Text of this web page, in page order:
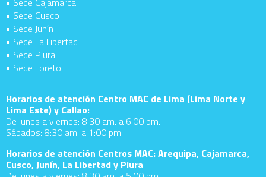
• Sede Cusco
• Sede Junín
• Sede La Libertad
• Sede Piura
• Sede Loreto
Horarios de atención Centro MAC de Lima (Lima Norte y
Lima Este) y Callao:
De lunes a viernes: 8:30 am. a 6:00 pm.
Sábados: 8:30 am. a 1:00 pm.
Horarios de atención Centros MAC: Arequipa, Cajamarca,
Cusco, Junín, La Libertad y Piura